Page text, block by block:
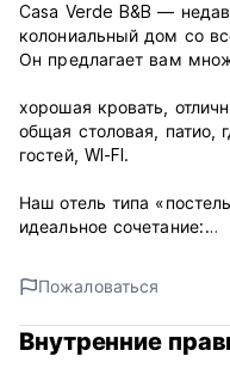
Casa Verde B&B —
колониальный дом со
Он предлагает вам
хорошая кровать,
общая столовая, патио,
гостей, WI-FI.
Наш отель типа
идеальное сочетание:
Атмосфера отеля типа
высококлассного отеля.
Пожаловаться
Внутренние